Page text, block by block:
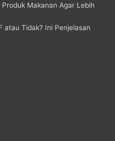
Makanan Agar Lebih
atau Tidak? Ini Penjelasan